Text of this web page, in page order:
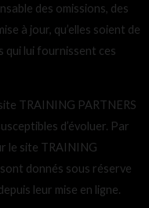
des omissions, des
à jour, qu’elles soient de
lui fournissent ces
TRAINING PARTNERS
d’évoluer. Par
le site TRAINING
donnés sous réserve
leur mise en ligne.